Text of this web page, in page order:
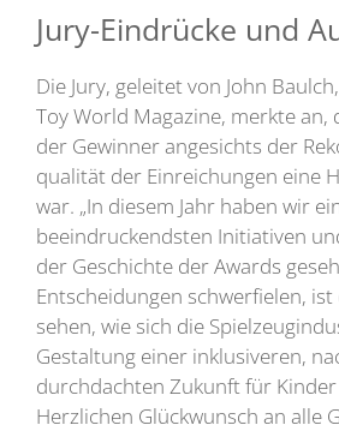
Jury-Eindrücke und
Die Jury, geleitet von John
Toy World Magazine, merkte an,
der Gewinner angesichts der
qualität der Einreichungen eine
war. „In diesem Jahr haben wir
beeindruckendsten Initiativen
der Geschichte der Awards
Entscheidungen schwerfielen,
sehen, wie sich die
Gestaltung einer inklusiveren,
durchdachten Zukunft für
Herzlichen Glückwunsch an alle